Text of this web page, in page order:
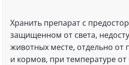
Хранить препарат с
защищенном от света,
животных месте, отдельно от
и кормов, при температуре от